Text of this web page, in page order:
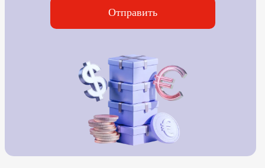
Отправить